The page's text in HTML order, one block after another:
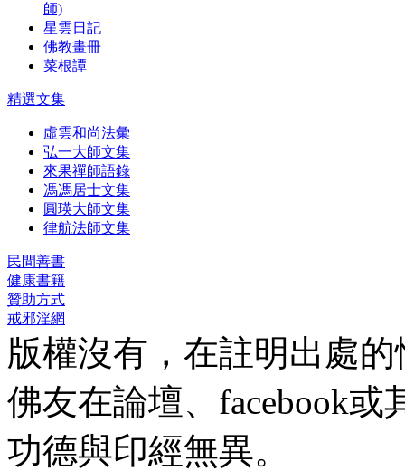
師)
星雲日記
佛教畫冊
菜根譚
精選文集
虛雲和尚法彙
弘一大師文集
來果禪師語錄
馮馮居士文集
圓瑛大師文集
律航法師文集
民間善書
健康書籍
贊助方式
戒邪淫網
版權沒有，在註明出處
佛友在論壇、facebook
功德與印經無異。